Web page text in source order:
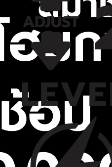
สินค้าหมด
BREO
เครื่องนวดหนังศรีษะและตา
ไฟฟ้า BREO iDream 5S สี
0.0 (0) ขายแล้ว 2 ชิ้น
฿14,200